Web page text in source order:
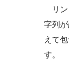
リン
字列
えて
す。